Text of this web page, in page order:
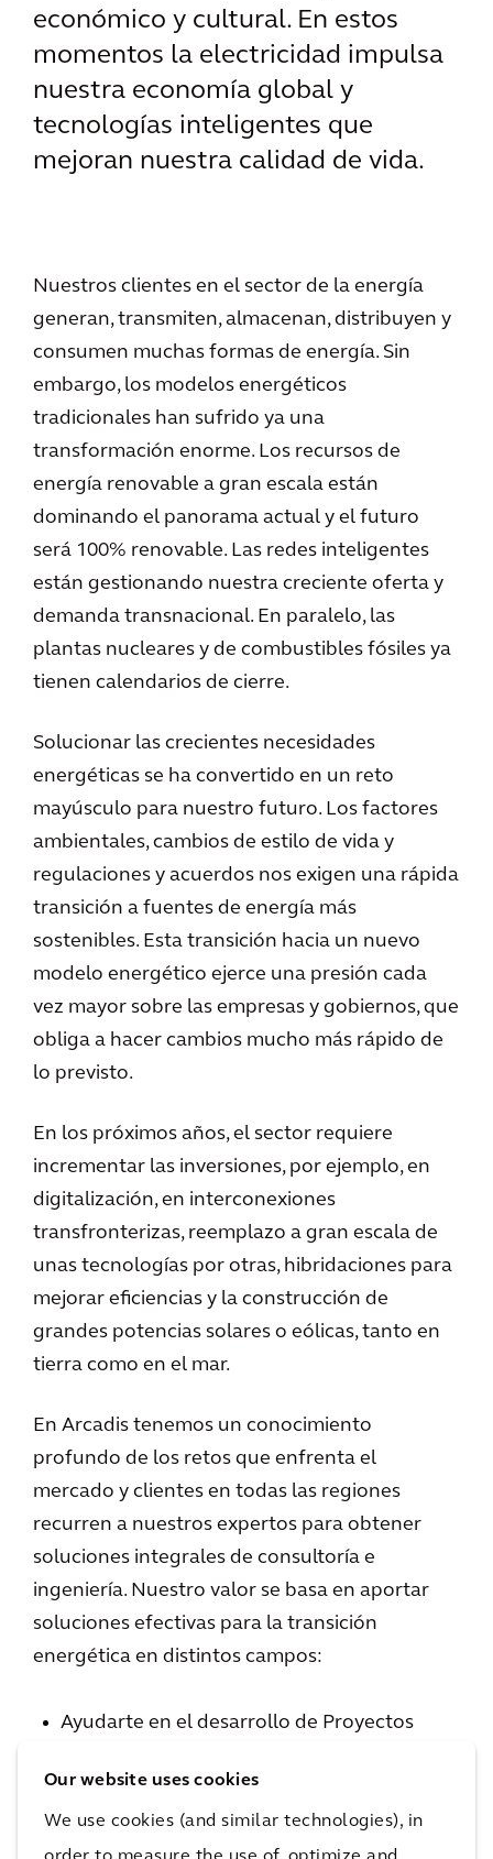
Our website uses cookies
We use cookies (and similar technologies), in
económico y cultural. En estos
momentos la electricidad impulsa
nuestra economía global y
tecnologías inteligentes que
mejoran nuestra calidad de vida.
Nuestros clientes en el sector de la energía
generan, transmiten, almacenan, distribuyen y
consumen muchas formas de energía. Sin
embargo, los modelos energéticos
tradicionales han sufrido ya una
transformación enorme. Los recursos de
energía renovable a gran escala están
dominando el panorama actual y el futuro
será 100% renovable. Las redes inteligentes
están gestionando nuestra creciente oferta y
demanda transnacional. En paralelo, las
plantas nucleares y de combustibles fósiles ya
tienen calendarios de cierre.
Solucionar las crecientes necesidades
energéticas se ha convertido en un reto
mayúsculo para nuestro futuro. Los factores
ambientales, cambios de estilo de vida y
regulaciones y acuerdos nos exigen una rápida
transición a fuentes de energía más
sostenibles. Esta transición hacia un nuevo
modelo energético ejerce una presión cada
vez mayor sobre las empresas y gobiernos, que
obliga a hacer cambios mucho más rápido de
lo previsto.
En los próximos años, el sector requiere
incrementar las inversiones, por ejemplo, en
digitalización, en interconexiones
transfronterizas, reemplazo a gran escala de
unas tecnologías por otras, hibridaciones para
mejorar eficiencias y la construcción de
grandes potencias solares o eólicas, tanto en
tierra como en el mar.
En Arcadis tenemos un conocimiento
profundo de los retos que enfrenta el
mercado y clientes en todas las regiones
recurren a nuestros expertos para obtener
soluciones integrales de consultoría e
ingeniería. Nuestro valor se basa en aportar
soluciones efectivas para la transición
energética en distintos campos:
Ayudarte en el desarrollo de Proyectos
Analizamos y proponemos soluciones para
mitigar riesgos,